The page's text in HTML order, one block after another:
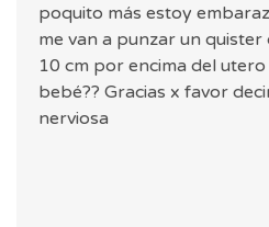
poquito más estoy embarazada de 20
me van a punzar un quister de ovario derecho de
10 cm por encima del
bebé?? Gracias x favor decirme algo estoy muy
nerviosa